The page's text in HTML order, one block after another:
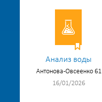
Анализ воды
Антонова-Овсеенко 61
16/01/2026